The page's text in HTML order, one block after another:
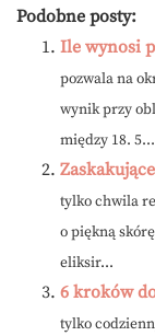
Podobne posty:
Ile wynosi
pozwala na
wynik przy
między 18. 5...
tylko chwila
o piękną
eliksir...
6 kroków
tylko